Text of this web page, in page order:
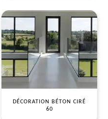
DÉCORATION BÉTON CIRÉ
60